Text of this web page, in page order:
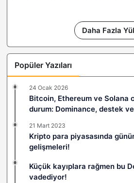
Daha Fazla
Popüler Yazıları
Bitcoin, Ethereum ve Solana
durum: Dominance, destek
24 Ocak 2026
Kripto para piyasasında
gelişmeleri!
21 Mart 2023
Küçük kayıplara rağmen bu
vadediyor!